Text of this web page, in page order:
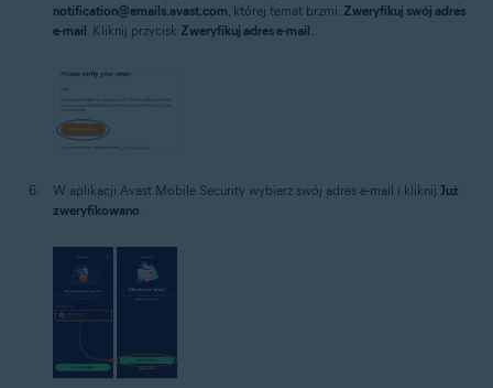
notification@emails.avast.com , której temat brzmi: Zweryfikuj swój adres
e-mail . Kliknij przycisk Zweryfikuj adres e-mail
W aplikacji Avast Mobile Security wybierz swój adres e-mail i kliknij Już
zweryfikowano.